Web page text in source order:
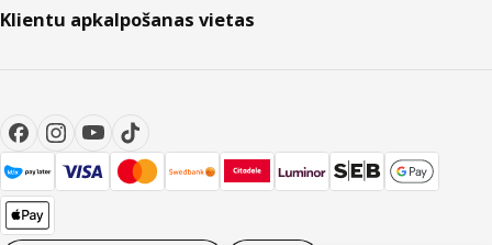
Klientu apkalpošanas vietas